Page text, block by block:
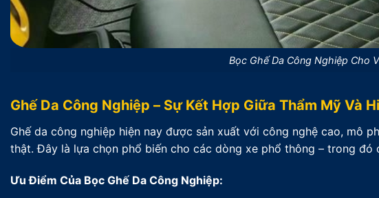
Bọc Ghế Da Công Nghiệp Cho
Ghế Da Công Nghiệp – Sự Kết Hợp Giữa Thẩm Mỹ Và
Ghế da công nghiệp hiện nay được sản xuất với công nghệ cao, mô
thật. Đây là lựa chọn phổ biến cho các dòng xe phổ thông – trong đó
Ưu Điểm Của Bọc Ghế Da Công Nghiệp: